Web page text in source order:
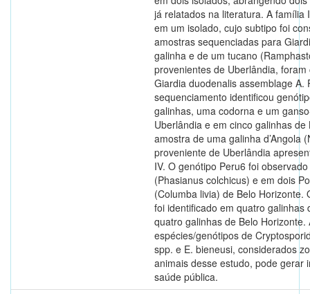
já relatados na literatura. A família
em um isolado, cujo subtipo foi
amostras sequenciadas para
galinha e de um tucano
provenientes de Uberlândia,
Giardia duodenalis assemblage A.
sequenciamento identificou
galinhas, uma codorna e um
Uberlândia e em cinco galinhas de
amostra de uma galinha d’Angola
proveniente de Uberlândia
IV. O genótipo Peru6 foi
(Phasianus colchicus) e em dois
(Columba livia) de Belo Horizonte.
foi identificado em quatro galinhas
quatro galinhas de Belo Horizonte.
espécies/genótipos de
spp. e E. bieneusi, considerados
animais desse estudo, pode gerar
saúde pública.